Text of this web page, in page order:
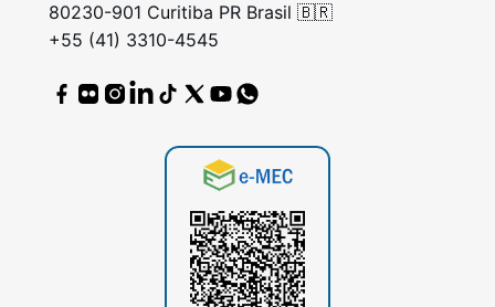
80230-901 Curitiba PR Brasil 🇧🇷
+55 (41) 3310-4545